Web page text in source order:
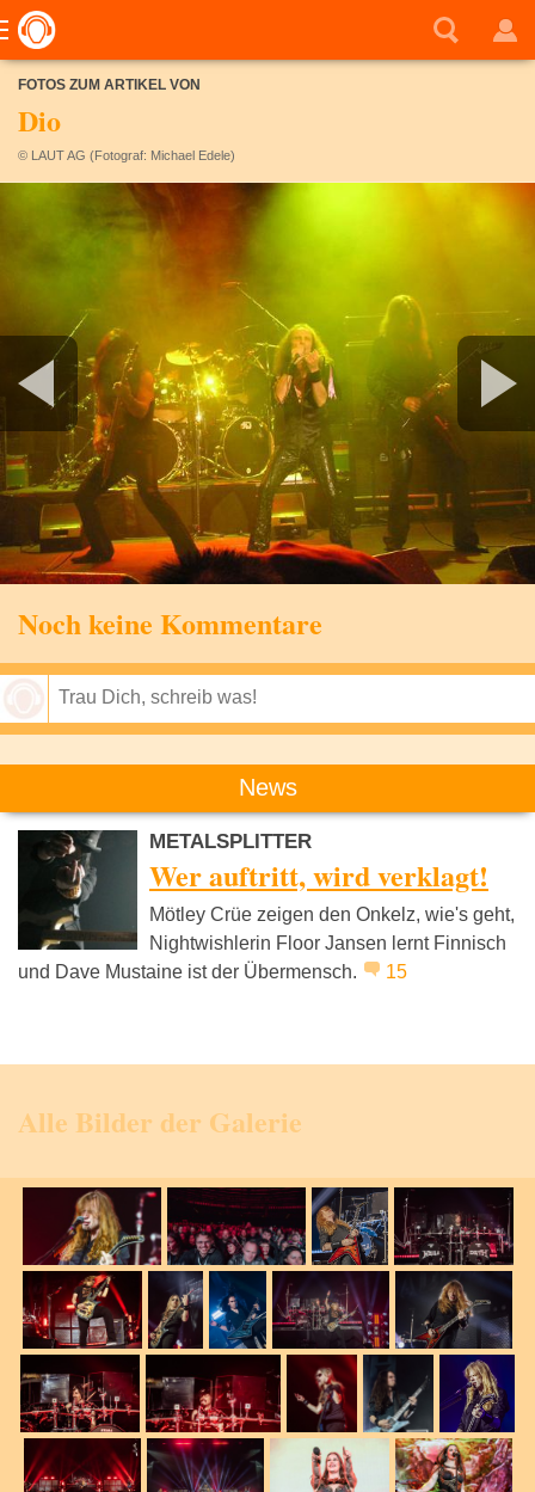
FOTOS ZUM ARTIKEL VON
Dio
© LAUT AG (Fotograf: Michael Edele)
Noch keine Kommentare
News
METALSPLITTER
Wer auftritt, wird verklagt!
Mötley Crüe zeigen den Onkelz, wie's geht,
Nightwishlerin Floor Jansen lernt Finnisch
und Dave Mustaine ist der Übermensch.
15
Alle Bilder der Galerie